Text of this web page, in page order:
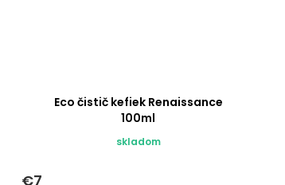
Eco čistič kefiek Renaissance
100ml
skladom
€7